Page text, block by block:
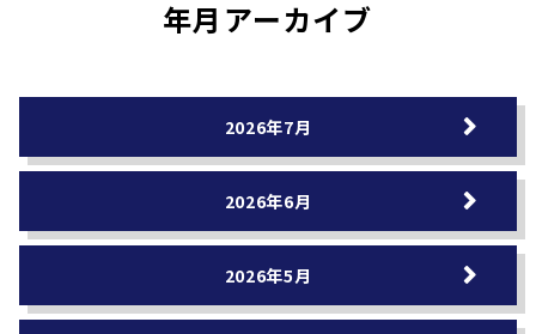
年月アーカイブ
2026年7月
2026年6月
2026年5月